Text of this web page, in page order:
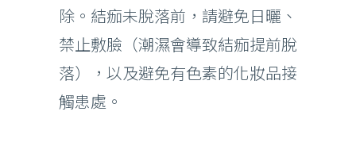
除。結痂未脫落前，請避免日曬、
禁止敷臉（潮濕會導致結痂提前脫
落），以及避免有色素的化妝品接
觸患處。